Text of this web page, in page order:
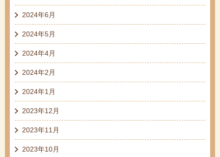
2024年6月
2024年5月
2024年4月
2024年2月
2024年1月
2023年12月
2023年11月
2023年10月